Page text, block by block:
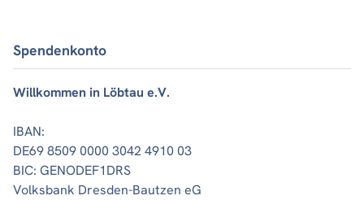
Spendenkonto
Willkommen in Löbtau e.V.
IBAN:
DE69 8509 0000 3042 4910 03
BIC: GENODEF1DRS
Volksbank Dresden-Bautzen eG